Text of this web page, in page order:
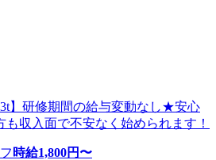
】研修期間の給与変動なし★安心
収入面で不安なく始められます！
時給1,800円〜